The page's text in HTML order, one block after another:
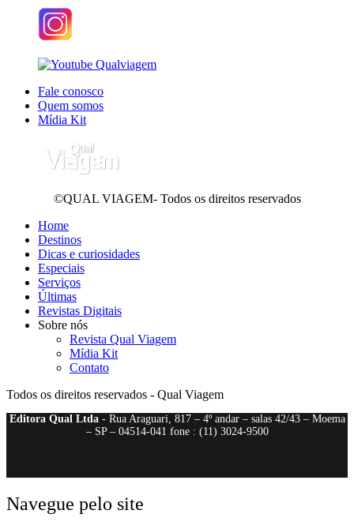
Fale conosco
Quem somos
Mídia Kit
©QUAL VIAGEM- Todos os direitos reservados
Home
Destinos
Dicas e curiosidades
Especiais
Serviços
Últimas
Revistas Digitais
Sobre nós
Revista Qual Viagem
Mídia Kit
Contato
Todos os direitos reservados - Qual Viagem
Editora Qual Ltda- Rua Araguari, 817 – 4º andar – salas 42/43 – Moema
– SP – 04514-041 fone : (11) 3024-9500
Navegue pelo site